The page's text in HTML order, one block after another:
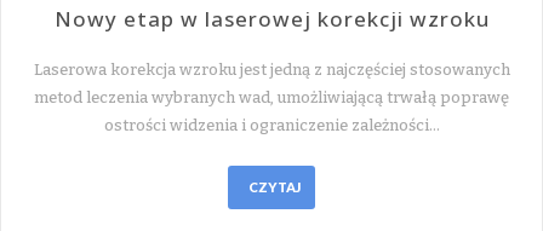
Nowy etap w laserowej korekcji wzroku
Laserowa korekcja wzroku jest jedną z najczęściej stosowanych
metod leczenia wybranych wad, umożliwiającą trwałą poprawę
ostrości widzenia i ograniczenie zależności…
CZYTAJ